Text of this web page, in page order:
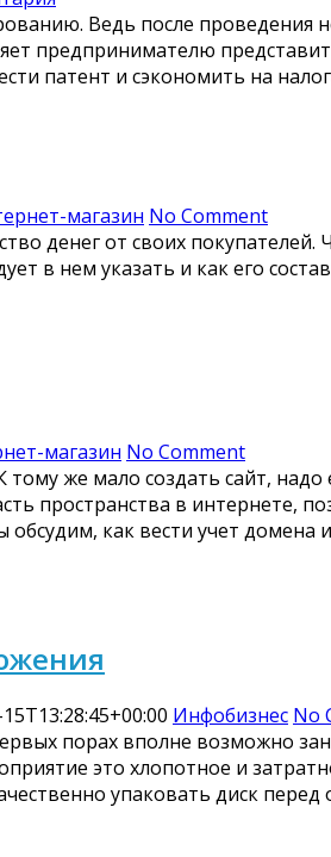
Ведь после проведения
предпринимателю
патент и сэкономить на
магазин No Comment
денег от своих покупателей.
в нем указать и как его
магазин No Comment
же мало создать сайт,
пространства в интернете,
как вести учет домена
Инфобизнес No
порах вполне возможно
это хлопотное и
упаковать диск